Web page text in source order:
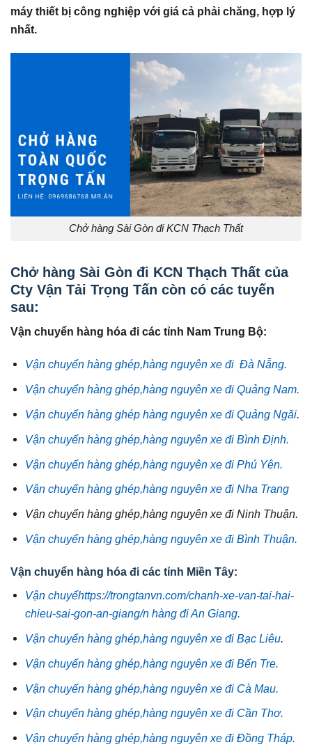
máy thiết bị công nghiệp với giá cả phải chăng, hợp lý
nhất.
Chở hàng Sài Gòn đi KCN Thạch Thất
Chở hàng Sài Gòn đi KCN Thạch Thất của
Cty Vận Tải Trọng Tấn còn có các tuyến
sau:
Vận chuyển hàng hóa đi các tỉnh Nam Trung Bộ:
Vận chuyển hàng ghép,hàng nguyên xe đi Đà Nẵng.
Vận chuyển hàng ghép,hàng nguyên xe đi Quảng Nam.
Vận chuyển hàng ghép hàng nguyên xe đi Quảng Ngãi.
Vận chuyển hàng ghép,hàng nguyên xe đi Bình Định.
Vận chuyển hàng ghép,hàng nguyên xe đi Phú Yên.
Vận chuyển hàng ghép,hàng nguyên xe đi Nha Trang
Vận chuyển hàng ghép,hàng nguyên xe đi Ninh Thuận.
Vận chuyển hàng ghép,hàng nguyên xe đi Bình Thuận.
Vận chuyển hàng hóa đi các tỉnh Miền Tây:
Vận chuyểhttps://trongtanvn.com/chanh-xe-van-tai-hai-
chieu-sai-gon-an-giang/n hàng đi An Giang.
Vận chuyển hàng ghép,hàng nguyên xe đi Bạc Liêu.
Vận chuyển hàng ghép,hàng nguyên xe đi Bến Tre.
Vận chuyển hàng ghép,hàng nguyên xe đi Cà Mau.
Vận chuyển hàng ghép,hàng nguyên xe đi Cần Thơ.
Vận chuyển hàng ghép,hàng nguyên xe đi Đồng Tháp.